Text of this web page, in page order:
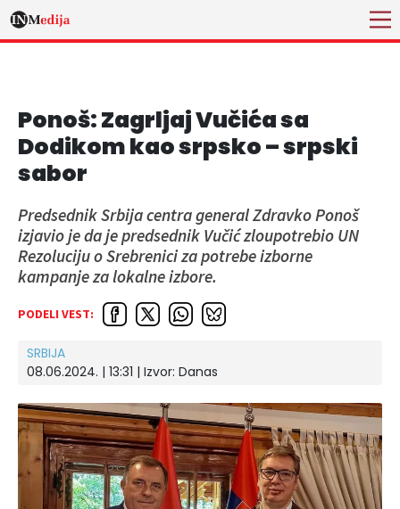
Ponoš: Zagrljaj Vučića sa
Dodikom kao srpsko – srpski
sabor
Predsednik Srbija centra general Zdravko Ponoš
izjavio je da je predsednik Vučić zloupotrebio UN
Rezoluciju o Srebrenici za potrebe izborne
kampanje za lokalne izbore.
PODELI VEST:
SRBIJA
08.06.2024. | 13:31 | Izvor: Danas